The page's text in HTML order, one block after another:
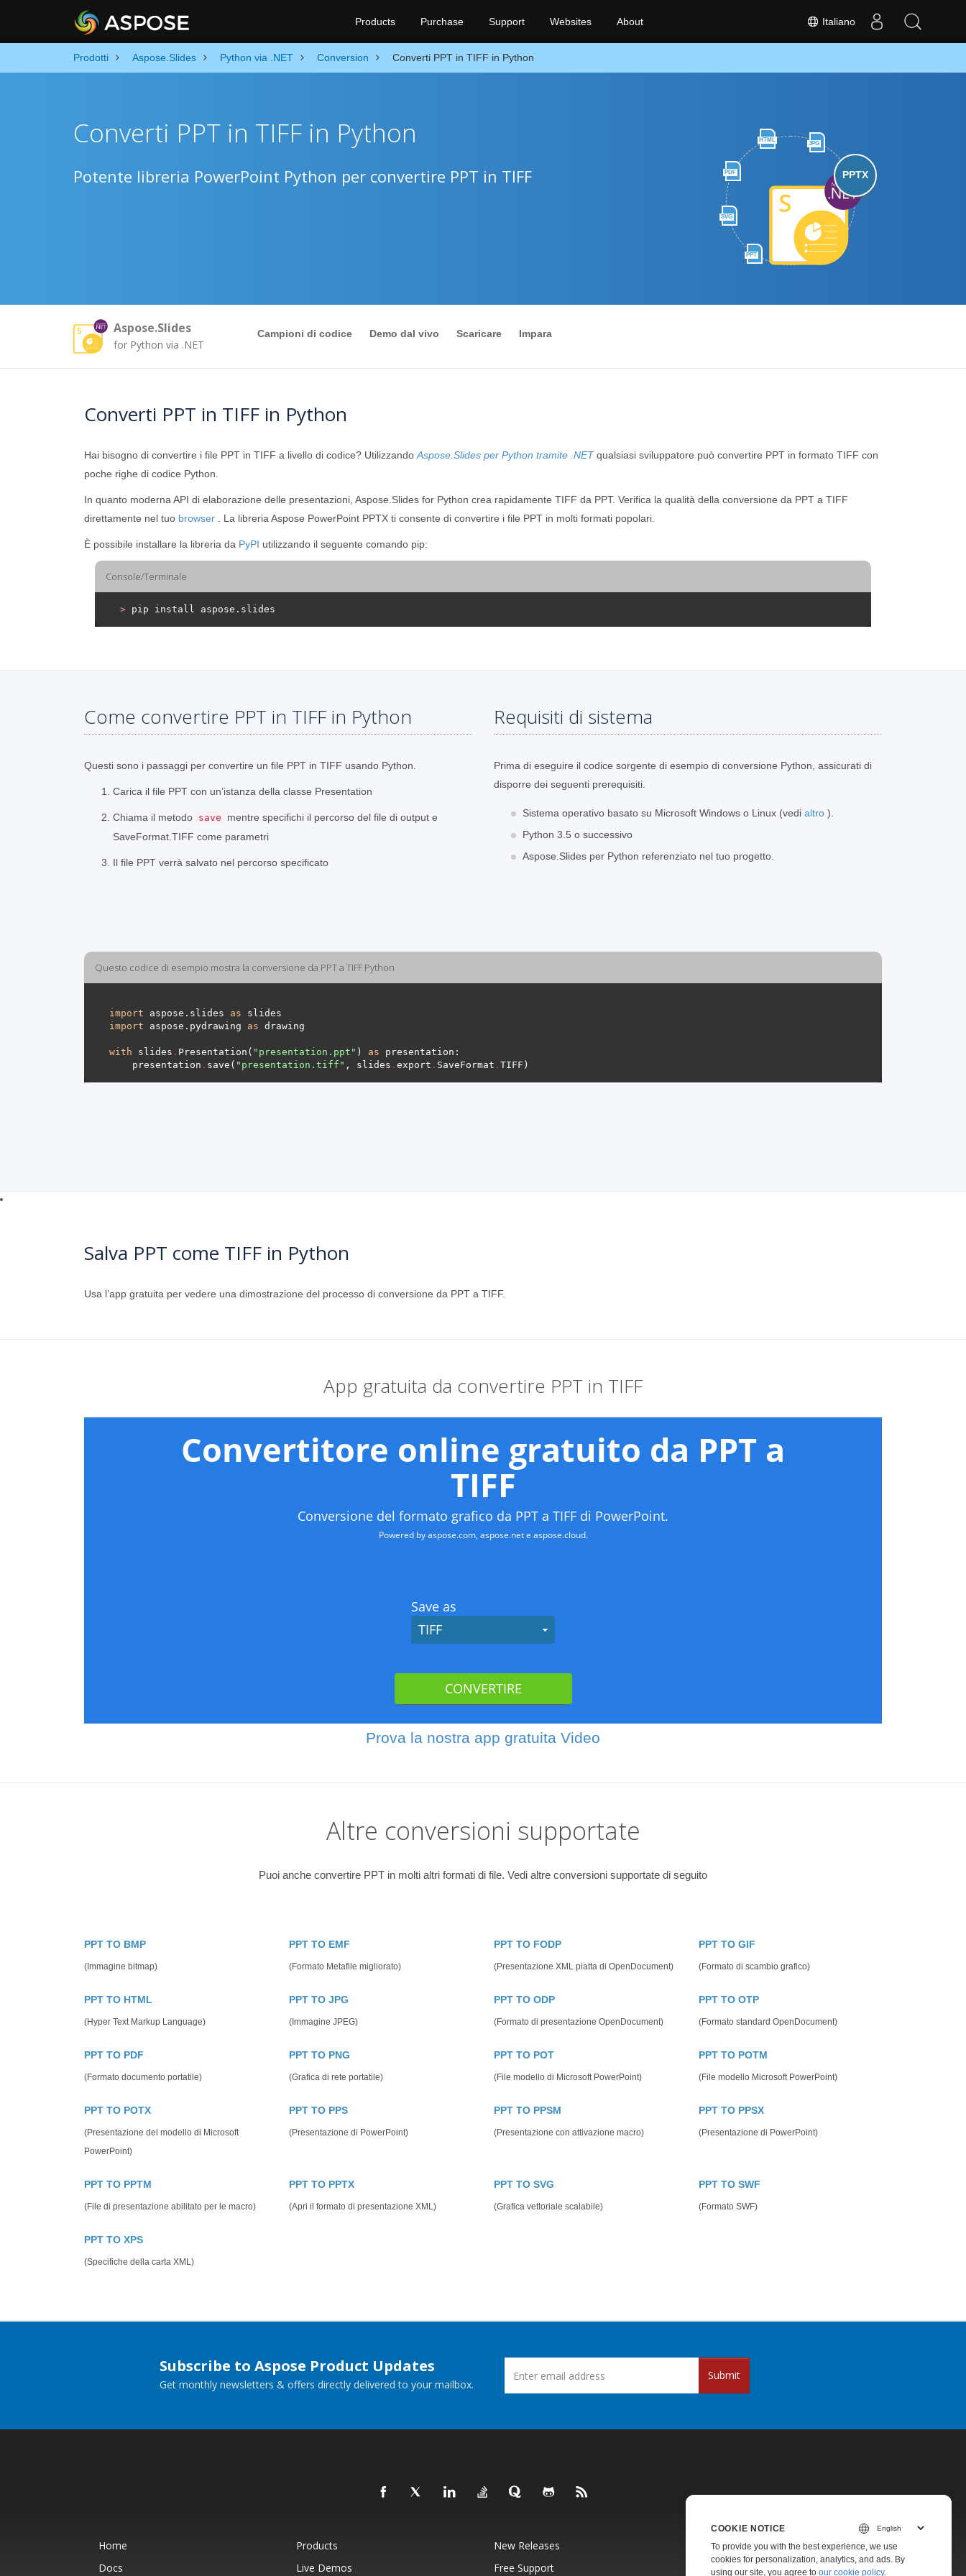
Italiano
Products Purchase Support Websites About
Prodotti Aspose.Slides Python via .NET Conversion Converti PPT in TIFF in Python
HTML
JPG
PDF
SVG
PPT
PPTX
Converti PPT in TIFF in Python
Potente libreria PowerPoint Python per convertire PPT in TIFF
Aspose.Slides
for Python via .NET
Campioni di codice Demo dal vivo Scaricare Impara
Converti PPT in TIFF in Python
Hai bisogno di convertire i file PPT in TIFF a livello di codice? Utilizzando Aspose.Slides per Python tramite .NETqualsiasi sviluppatore può convertire PPT in formato TIFF con
poche righe di codice Python.
In quanto moderna API di elaborazione delle presentazioni, Aspose.Slides for Python crea rapidamente TIFF da PPT. Verifica la qualità della conversione da PPT a TIFF
direttamente nel tuo browser . La libreria Aspose PowerPoint PPTX ti consente di convertire i file PPT in molti formati popolari.
È possibile installare la libreria da PyPI utilizzando il seguente comando pip:
Console/Terminale
> pip install aspose.slides
Come convertire PPT in TIFF in Python
Questi sono i passaggi per convertire un file PPT in TIFF usando Python.
Carica il file PPT con un’istanza della classe Presentation
Chiama il metodo save
mentre specifichi il percorso del file di output e
SaveFormat.TIFF come parametri
Il file PPT verrà salvato nel percorso specificato
Requisiti di sistema
Prima di eseguire il codice sorgente di esempio di conversione Python, assicurati di
disporre dei seguenti prerequisiti.
Sistema operativo basato su Microsoft Windows o Linux (vedi altro ).
Python 3.5 o successivo
Aspose.Slides per Python referenziato nel tuo progetto.
Questo codice di esempio mostra la conversione da PPT a TIFF Python
import aspose.slides as
import aspose.pydrawing as
with slides . Presentation( "presentation.ppt" ) as
    presentation
. save( "presentation.tiff" , slides . export . SaveFormat .
Salva PPT come TIFF in Python
Usa l’app gratuita per vedere una dimostrazione del processo di conversione da PPT a TIFF.
App gratuita da convertire PPT in TIFF
Prova la nostra app gratuita Video
Altre conversioni supportate
Puoi anche convertire PPT in molti altri formati di file. Vedi altre conversioni supportate di seguito
PPT TO BMP
(Immagine bitmap)
PPT TO EMF
(Formato Metafile migliorato)
PPT TO FODP
(Presentazione XML piatta di OpenDocument)
PPT TO GIF
(Formato di scambio grafico)
PPT TO HTML
(Hyper Text Markup Language)
PPT TO JPG
(Immagine JPEG)
PPT TO ODP
(Formato di presentazione OpenDocument)
PPT TO OTP
(Formato standard OpenDocument)
PPT TO PDF
(Formato documento portatile)
PPT TO PNG
(Grafica di rete portatile)
PPT TO POT
(File modello di Microsoft PowerPoint)
PPT TO POTM
(File modello Microsoft PowerPoint)
PPT TO POTX
(Presentazione del modello di Microsoft
PowerPoint)
PPT TO PPS
(Presentazione di PowerPoint)
PPT TO PPSM
(Presentazione con attivazione macro)
PPT TO PPSX
(Presentazione di PowerPoint)
PPT TO PPTM
(File di presentazione abilitato per le macro)
PPT TO PPTX
(Apri il formato di presentazione XML)
PPT TO SVG
(Grafica vettoriale scalabile)
PPT TO SWF
(Formato SWF)
PPT TO XPS
(Specifiche della carta XML)
Subscribe to Aspose Product Updates
Get monthly newsletters & offers directly delivered to your mailbox.
Submit
Home Products New Releases
Pricing
Docs
Live Demos Free Support Paid Support
COOKIE NOTICE
To provide you with the best experience, we use
cookies for personalization, analytics, and ads. By
using our site, you agree to our cookie policy.